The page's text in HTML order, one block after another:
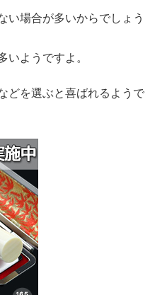
い場合が多いからでしょう
いようですよ。
どを選ぶと喜ばれるようで